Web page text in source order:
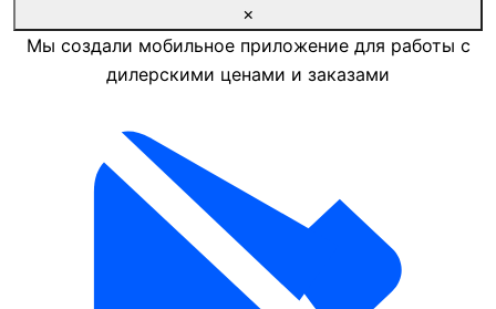
2 970 ₸/шт
DHI-ASF180U-V1
×
Мы создали мобильное приложение для работы с
дилерскими ценами и заказами